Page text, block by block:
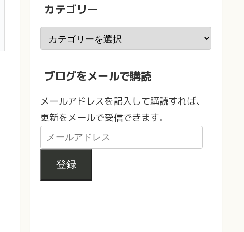
カテゴリー
ブログをメールで購読
メールアドレスを記入して購読すれば、
更新をメールで受信できます。
登録